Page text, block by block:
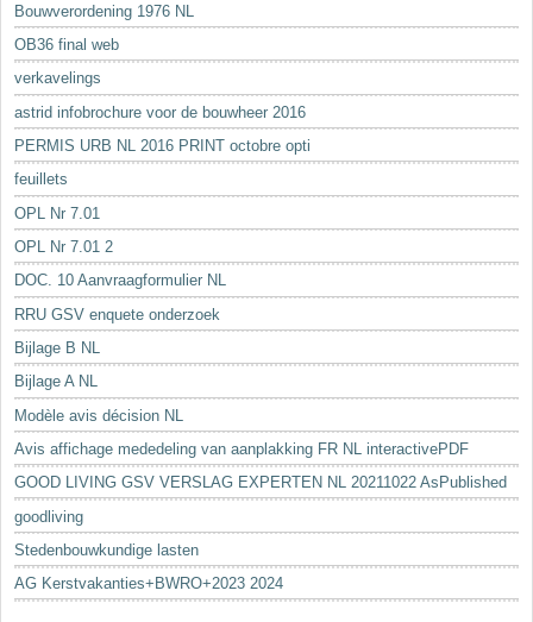
Bouwverordening 1976 NL
OB36 final web
verkavelings
astrid infobrochure voor de bouwheer 2016
PERMIS URB NL 2016 PRINT octobre opti
feuillets
OPL Nr 7.01
OPL Nr 7.01 2
DOC. 10 Aanvraagformulier NL
RRU GSV enquete onderzoek
Bijlage B NL
Bijlage A NL
Modèle avis décision NL
Avis affichage mededeling van aanplakking FR NL interactivePDF
GOOD LIVING GSV VERSLAG EXPERTEN NL 20211022 AsPublished
goodliving
Stedenbouwkundige lasten
AG Kerstvakanties+BWRO+2023 2024